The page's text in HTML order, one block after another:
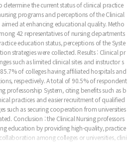
determine the current status of clinical practice
programs and perceptions of the Clinical
aimed at enhancing educational quality. Metho
42 representatives of nursing departments
education status, perceptions of the Syste
strategies were collected. Results : Clinical pr
such as limited clinical sites and instructor s
of colleges having affiliated hospitals and
respectively. A total of 90.5% of respondent
professorship System, citing benefits such as b
practices and easier recruitment of qualified
such as securing cooperation from universities
Conclusion : the Clinical Nursing professors
education by providing high-quality, practice
among colleges or universities, clini